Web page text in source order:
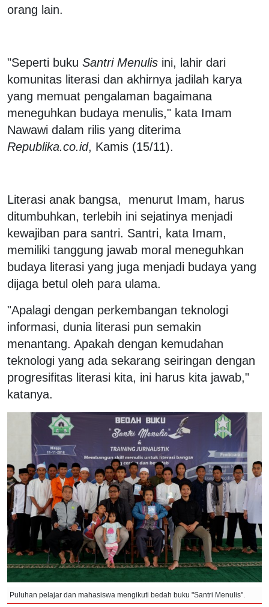
orang lain.
"Seperti buku Santri Menulis ini, lahir dari
komunitas literasi dan akhirnya jadilah karya
yang memuat pengalaman bagaimana
meneguhkan budaya menulis," kata Imam
Nawawi dalam rilis yang diterima
Republika.co.id, Kamis (15/11).
Literasi anak bangsa, menurut Imam, harus
ditumbuhkan, terlebih ini sejatinya menjadi
kewajiban para santri. Santri, kata Imam,
memiliki tanggung jawab moral meneguhkan
budaya literasi yang juga menjadi budaya yang
dijaga betul oleh para ulama.
"Apalagi dengan perkembangan teknologi
informasi, dunia literasi pun semakin
menantang. Apakah dengan kemudahan
teknologi yang ada sekarang seiringan dengan
progresifitas literasi kita, ini harus kita jawab,"
katanya.
Puluhan pelajar dan mahasiswa mengikuti bedah buku "Santri Menulis".